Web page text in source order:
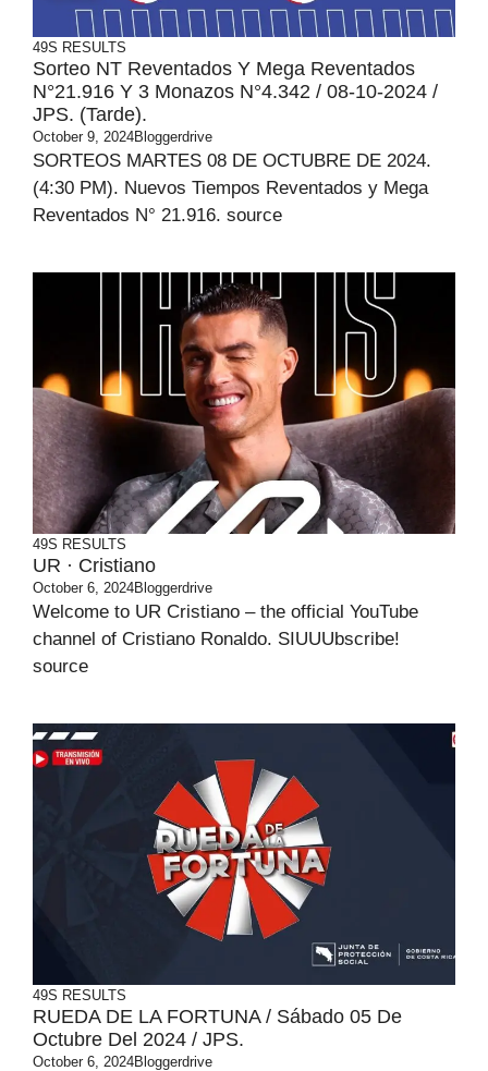
49S RESULTS
Sorteo NT Reventados Y Mega Reventados
N°21.916 Y 3 Monazos N°4.342 / 08-10-2024 /
JPS. (Tarde).
October 9, 2024Bloggerdrive
SORTEOS MARTES 08 DE OCTUBRE DE 2024.
(4:30 PM). Nuevos Tiempos Reventados y Mega
Reventados N° 21.916. source
49S RESULTS
UR · Cristiano
October 6, 2024Bloggerdrive
Welcome to UR Cristiano – the official YouTube
channel of Cristiano Ronaldo. SIUUUbscribe!
source
49S RESULTS
RUEDA DE LA FORTUNA / Sábado 05 De
Octubre Del 2024 / JPS.
October 6, 2024Bloggerdrive